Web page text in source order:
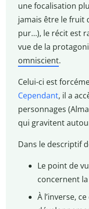
une focalisation
jamais être le fruit
pur…), le récit est
vue de la
omniscient.
Celui-ci est
Cependant, il a
personnages
qui gravitent
Dans le descriptif
Le point de
concernent la
À l’inverse,